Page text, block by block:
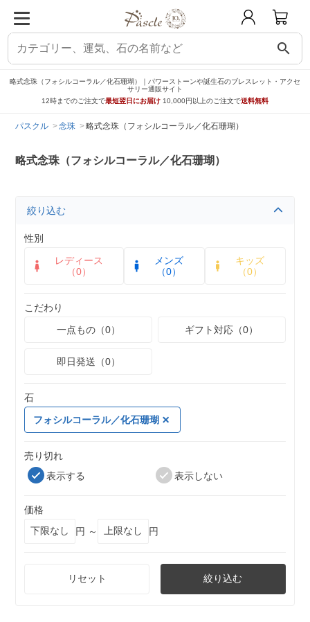
search
略式念珠（フォシルコーラル／化石珊瑚）｜パワーストーンや誕生石のブレスレット・アクセ
サリー通販サイト
12時までのご注文で最短翌日にお届け 10,000円以上のご注文で送料無料
パスクル 念珠 略式念珠（フォシルコーラル／化石珊瑚）
略式念珠（フォシルコーラル／化石珊瑚）
絞り込む
性別
レディース
（0）
メンズ
（0）
キッズ
（0）
こだわり
一点もの（0）
ギフト対応（0）
即日発送（0）
石
フォシルコーラル／化石珊瑚
売り切れ
表示する
表示しない
価格
円 ～
円
リセット 絞り込む